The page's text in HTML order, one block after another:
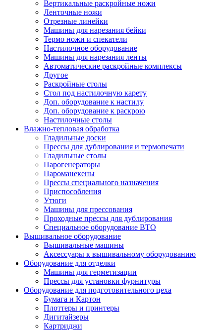
Вертикальные раскройные ножи
Ленточные ножи
Отрезные линейки
Машины для нарезания бейки
Термо ножи и спекатели
Настилочное оборудование
Машины для нарезания ленты
Автоматические раскройные комплексы
Другое
Раскройные столы
Стол под настилочную карету
Доп. оборудование к настилу
Доп. оборудование к раскрою
Настилочные столы
Влажно-тепловая обработка
Гладильные доски
Прессы для дублирования и термопечати
Гладильные столы
Парогенераторы
Пароманекены
Прессы специального назначения
Приспособления
Утюги
Машины для прессования
Проходные прессы для дублирования
Специальное оборудование ВТО
Вышивальное оборудование
Вышивальные машины
Аксессуары к вышивальному оборудованию
Оборудование для отделки
Машины для герметизации
Прессы для установки фурнитуры
Оборудование для подготовительного цеха
Бумага и Картон
Плоттеры и принтеры
Дигитайзеры
Картриджи